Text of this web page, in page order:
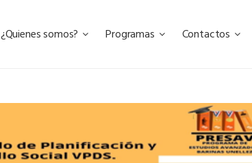
¿Quienes somos? Programas Contactos